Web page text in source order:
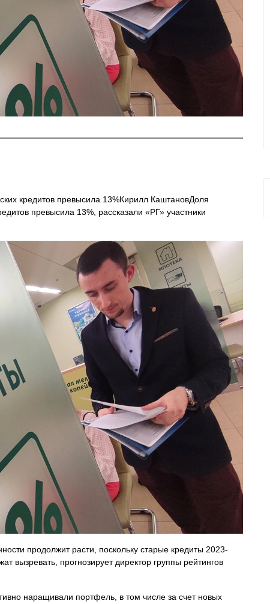
кредитов превысила 13%Кирилл КаштановДоля
превысила 13%, рассказали «РГ» участники
продолжит расти, поскольку старые кредиты 2023-
вызревать, прогнозирует директор группы рейтингов
наращивали портфель, в том числе за счет новых